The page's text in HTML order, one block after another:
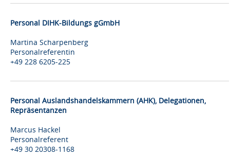
Personal DIHK-Bildungs gGmbH
Martina Scharpenberg
Personalreferentin
+49 228 6205-225
Personal Auslandshandelskammern (AHK), Delegationen,
Repräsentanzen
Marcus Hackel
Personalreferent
+49 30 20308-1168